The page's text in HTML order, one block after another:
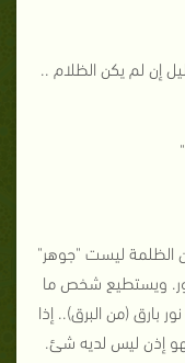
إن لم يكن الظلام ..
الظلمة ليست "جوهر"
ويستطيع شخص ما
بارق (من البرق).. إذا
إذن ليس لديه شئ.